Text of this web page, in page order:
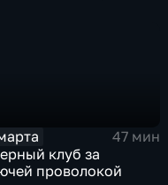
47 мин
клуб за
проволокой